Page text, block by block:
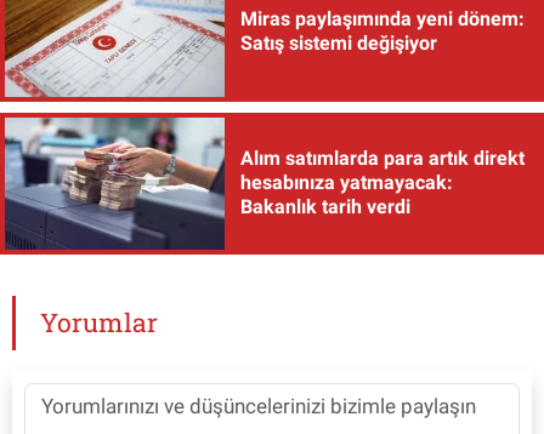
Miras paylaşımında yeni dönem:
Satış sistemi değişiyor
Alım satımlarda para artık direkt
hesabınıza yatmayacak:
Bakanlık tarih verdi
Yorumlar